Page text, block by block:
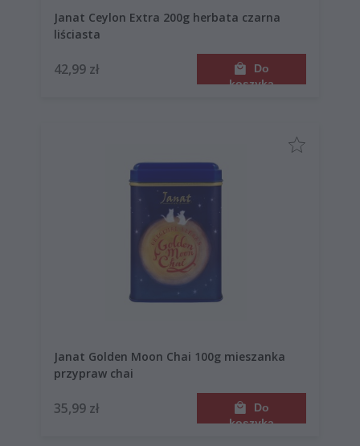
Janat Ceylon Extra 200g herbata czarna
liściasta
42,99 zł
Do
koszyka
Janat Golden Moon Chai 100g mieszanka
przypraw chai
35,99 zł
Do
koszyka